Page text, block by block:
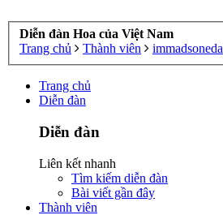
Diễn đàn Hoa của Việt Nam
Trang chủ
Thành viên immadsoneda
Trang chủ
Diễn đàn
Diễn đàn
Liên kết nhanh
Tìm kiếm diễn đàn
Bài viết gần đây
Thành viên